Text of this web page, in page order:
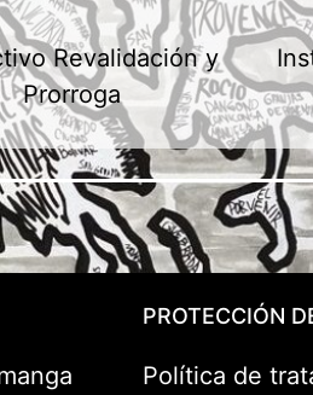
Revalidación y
Prorroga
PROTECCIÓN
Política de